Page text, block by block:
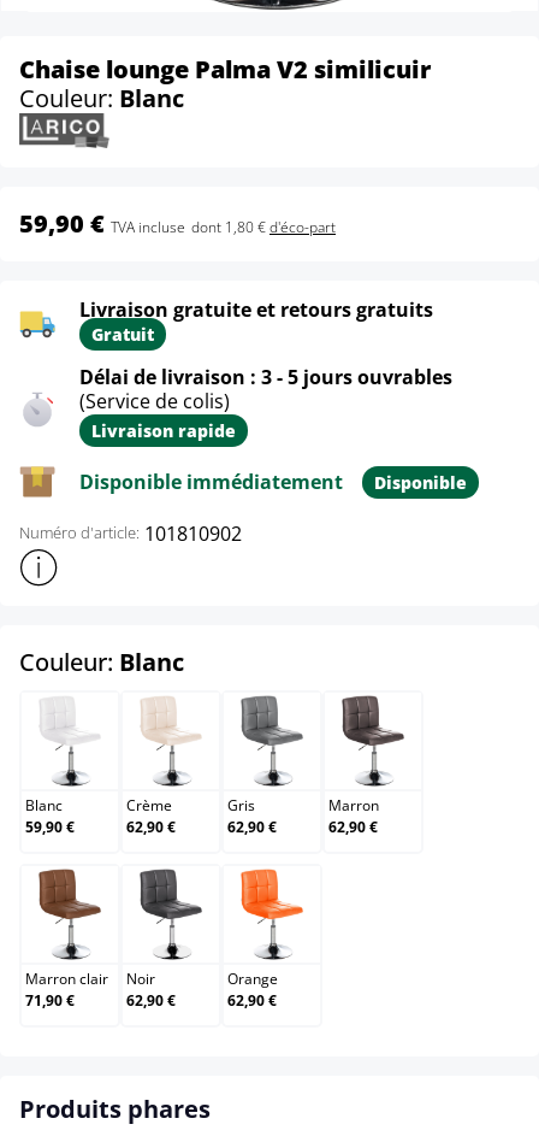
Chaise lounge Palma V2 similicuir
Couleur: Blanc
59,90 € TVA incluse dont 1,80 €d'éco-part
Livraison gratuite et retours gratuits
Gratuit
Délai de livraison : 3 - 5 jours ouvrables
(Service de colis)
Livraison rapide
Disponible immédiatement Disponible
Numéro d'article: 101810902
Afficher plus d'informations sur le produit
Couleur: Blancselect
Blanc
Blanc
59,90 €
Crème
Crème
62,90 €
Gris
Gris
62,90 €
Marron
Marron
62,90 €
Marron clair
Marron clair
71,90 €
Noir
Noir
62,90 €
Orange
Orange
62,90 €
Produits phares